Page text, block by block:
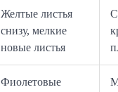
Желтые листья
снизу, мелкие
новые листья
Фиолетовые